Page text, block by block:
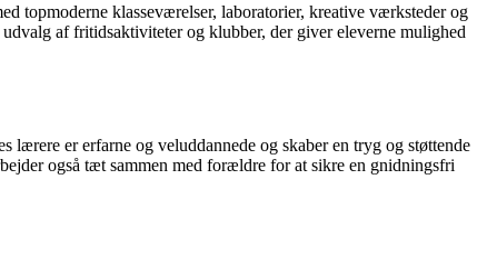
topmoderne klasseværelser, laboratorier, kreative værksteder og
af fritidsaktiviteter og klubber, der giver eleverne mulighed
er erfarne og veluddannede og skaber en tryg og støttende
også tæt sammen med forældre for at sikre en gnidningsfri